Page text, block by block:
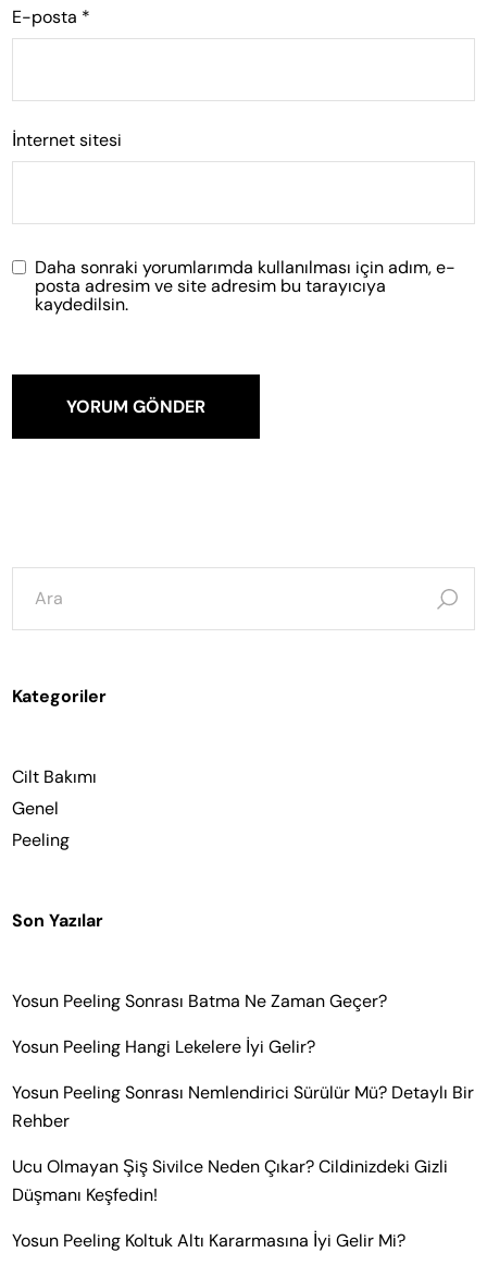
E-posta *
İnternet sitesi
Daha sonraki yorumlarımda kullanılması için adım, e-
posta adresim ve site adresim bu tarayıcıya
kaydedilsin.
YORUM GÖNDER
şunun
için
ara:
Kategoriler
Cilt Bakımı
Genel
Peeling
Son Yazılar
Yosun Peeling Sonrası Batma Ne Zaman Geçer?
Yosun Peeling Hangi Lekelere İyi Gelir?
Yosun Peeling Sonrası Nemlendirici Sürülür Mü? Detaylı Bir
Rehber
Ucu Olmayan Şiş Sivilce Neden Çıkar? Cildinizdeki Gizli
Düşmanı Keşfedin!
Yosun Peeling Koltuk Altı Kararmasına İyi Gelir Mi?